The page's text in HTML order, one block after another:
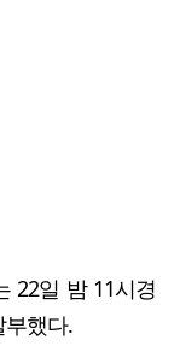
22일 밤 11시경
했다.